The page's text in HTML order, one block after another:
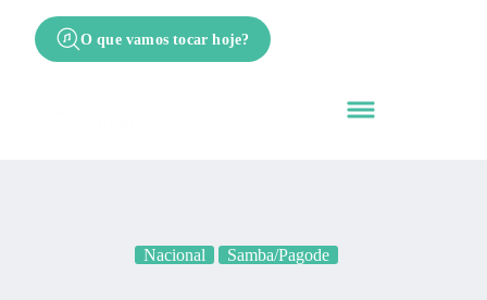
O que vamos tocar hoje?
Nacional Samba/Pagode